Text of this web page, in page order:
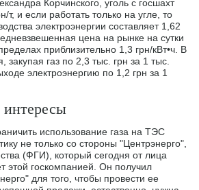
Корчинского, уголь с госшахт
т, и если работать только на угле, то
электроэнергии составляет 1,62
цена на рынке на сутки
приблизительно 1,3 грн/кВт•ч. В
газ по 2,3 тыс. грн за 1 тыс.
электроэнергию по 1,2 грн за 1
использование газа на ТЭС
не только со стороны "Центрэнерго",
(ФГИ), который сегодня от лица
этой госкомпанией. Он получил
для того, чтобы провести ее